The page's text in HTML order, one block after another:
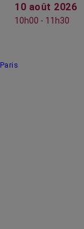
10 août 2026
10h00 - 11h30
Paris